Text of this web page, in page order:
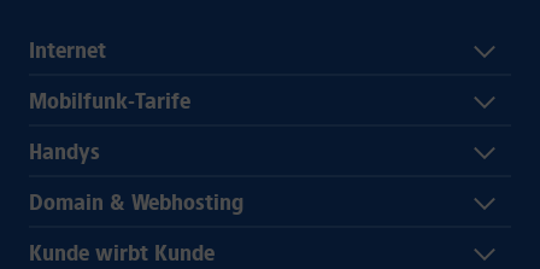
Internet
Mobilfunk-Tarife
Handys
Domain & Webhosting
Kunde wirbt Kunde